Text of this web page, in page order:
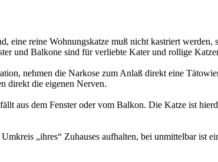
reine Wohnungskatze muß nicht kastriert werden,
und Balkone sind für verliebte Kater und rollige
nehmen die Narkose zum Anlaß direkt eine
direkt die eigenen Nerven.
aus dem Fenster oder vom Balkon. Die Katze ist
„ihres“ Zuhauses aufhalten, bei unmittelbar ist